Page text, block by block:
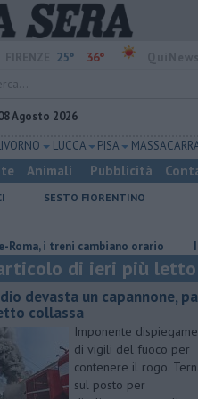
25° 36°
Agosto 2026
LUCCA PISA MASSA
Animali Pubblicità
SESTO FIORENTINO
treni cambiano orario
di ieri più letto
devasta un capannone,
collassa
Imponente
di vigili del fuoco per
contenere il rogo.
sul posto per